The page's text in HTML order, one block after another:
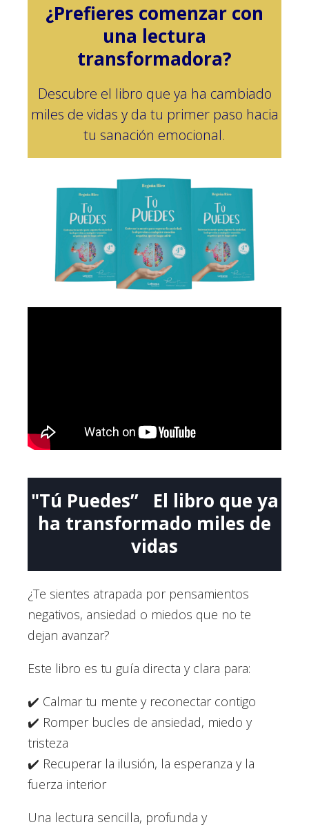
¿Prefieres comenzar con
una lectura
transformadora?
Descubre el libro que ya ha cambiado
miles de vidas y da tu primer paso hacia
tu sanación emocional.
"Tú Puedes” El libro que ya
ha transformado miles de
vidas
¿Te sientes atrapada por pensamientos
negativos, ansiedad o miedos que no te
dejan avanzar?
Este libro es tu guía directa y clara para:
✔️ Calmar tu mente y reconectar contigo
✔️ Romper bucles de ansiedad, miedo y
tristeza
✔️ Recuperar la ilusión, la esperanza y la
fuerza interior
Una lectura sencilla, profunda y